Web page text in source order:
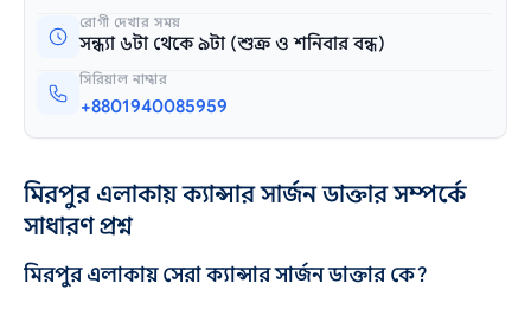
রোগী দেখার সময়
সন্ধ্যা ৬টা থেকে ৯টা (শুক্র ও শনিবার বন্ধ)
সিরিয়াল নাম্বার
+8801940085959
মিরপুর এলাকায় ক্যান্সার সার্জন ডাক্তার সম্পর্কে
সাধারণ প্রশ্ন
মিরপুর এলাকায় সেরা ক্যান্সার সার্জন ডাক্তার কে?